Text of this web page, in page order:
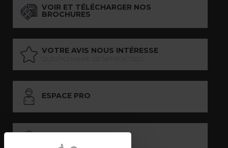
VOIR ET TÉLÉCHARGER NOS
BROCHURES
VOTRE AVIS NOUS INTÉRESSE
ESPACE PRO